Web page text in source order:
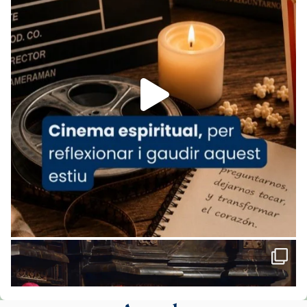
Arquebisbat de Barcelonais at Catedral
de Barcelona.
1 week ago
Aquest dilluns, 27 de juliol, ha tingut lloc la
missa d’acció de gràcies en agraïment al
comitè organitzador de la visita apostòlica
del Sant Pare Lleó XIV a Barcelona, i als
col·laboradors, a la Catedral de Barcelona.
L’arquebisbe de Barcelona, el cardenal Joan
Josep Omella, ha presidit la missa i l’ha
concelebrat el bisbe auxiliar de Barcelona,
Mons. David Abadías.
📸 Dr. G. Simón
Foto
View on Facebook Share